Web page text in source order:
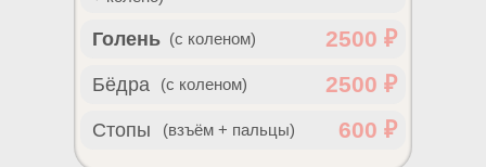
600 ₽
(взъём + пальцы)
Стопы
2500 ₽
(с коленом)
Бёдра
2500 ₽
(с коленом)
Голень